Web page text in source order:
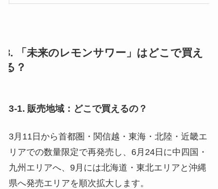
3. 「未来のレモンサワー」はどこで買え
る？
3-1. 販売地域：どこで買えるの？
3月11日から首都圏・関信越・東海・北陸・近畿エ
リアでの数量限定で再発売し、6月24日に中四国・
九州エリアへ、9月には北海道・東北エリアと沖縄
県へ発売エリアを順次拡大します。